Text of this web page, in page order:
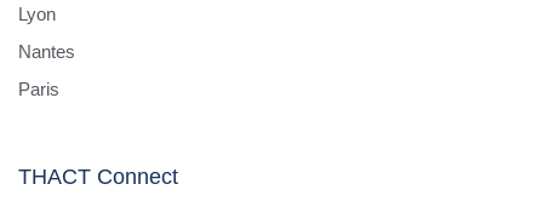
Lyon
Nantes
Paris
THACT Connect